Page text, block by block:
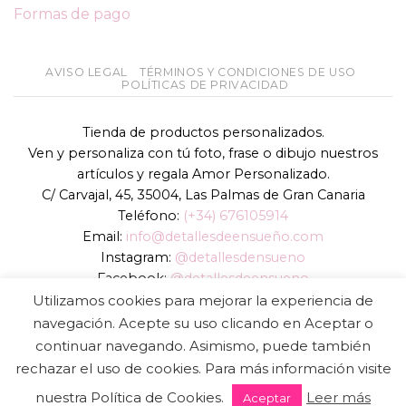
Formas de pago
AVISO LEGAL
TÉRMINOS Y CONDICIONES DE USO
POLÍTICAS DE PRIVACIDAD
Tienda de productos personalizados.
Ven y personaliza con tú foto, frase o dibujo nuestros
artículos y regala Amor Personalizado.
C/ Carvajal, 45, 35004, Las Palmas de Gran Canaria
Teléfono: (+34) 676105914
Email: info@detallesdeensueño.com
Instagram: @detallesdensueno
Facebook: @detallesdeensueno
TikTok: @detallesdensueno
Página web:www.detallesdeensueño.com
Copyright 2026 © DIGALOWEB.COM
Utilizamos cookies para mejorar la experiencia de
navegación. Acepte su uso clicando en Aceptar o
continuar navegando. Asimismo, puede también
rechazar el uso de cookies. Para más información visite
nuestra Política de Cookies.
Aceptar Leer más